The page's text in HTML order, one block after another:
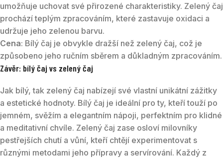
umožňuje uchovat své přirozené charakteristiky. Zelený čaj
prochází teplým zpracováním, které zastavuje oxidaci a
udržuje jeho zelenou barvu.
Cena: Bílý čaj je obvykle dražší než zelený čaj, což je
způsobeno jeho ručním sběrem a důkladným zpracováním.
Závěr: bílý čaj vs zelený čaj
Jak bílý, tak zelený čaj nabízejí své vlastní unikátní zážitky
a estetické hodnoty. Bílý čaj je ideální pro ty, kteří touží po
jemném, svěžím a elegantním nápoji, perfektním pro klidné
a meditativní chvíle. Zelený čaj zase osloví milovníky
pestřejších chutí a vůní, kteří chtějí experimentovat s
různými metodami jeho přípravy a servírování. Každý z